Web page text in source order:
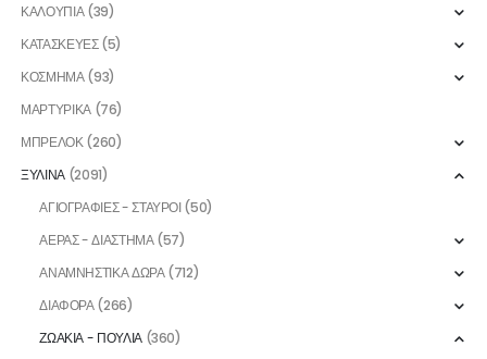
ΚΑΛΟΥΠΙΑ (39)
ΚΑΤΑΣΚΕΥΕΣ (5)
ΚΟΣΜΗΜΑ(93)
ΜΑΡΤΥΡΙΚΑ (76)
ΜΠΡΕΛΟΚ(260)
ΞΥΛΙΝΑ (2091)
ΑΓΙΟΓΡΑΦΙΕΣ - ΣΤΑΥΡΟΙ(50)
ΑΕΡΑΣ - ΔΙΑΣΤΗΜΑ (57)
ΑΝΑΜΝΗΣΤΙΚΑ ΔΩΡΑ (712)
ΔΙΑΦΟΡΑ(266)
ΖΩΑΚΙΑ - ΠΟΥΛΙΑ (360)